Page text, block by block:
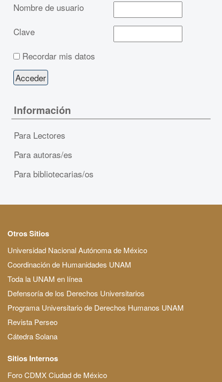
Nombre de usuario
Clave
Recordar mis datos
Información
Para Lectores
Para autoras/es
Para bibliotecarias/os
Otros Sitios
Universidad Nacional Autónoma de México
Coordinación de Humanidades UNAM
Toda la UNAM en línea
Defensoría de los Derechos Universitarios
Programa Universitario de Derechos Humanos UNAM
Revista Perseo
Cátedra Solana
Sitios Internos
Foro CDMX Ciudad de México